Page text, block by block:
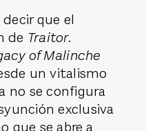
que el
de Traitor.
of Malinche
un vitalismo
no se configura
exclusiva
que se abre a